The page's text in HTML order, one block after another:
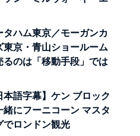
タハム東京／モーガンカ
東京・青山ショールーム
るのは「移動手段」では
本語字幕】ケン ブロック
緒にフーニコーン マスタ
でロンドン観光